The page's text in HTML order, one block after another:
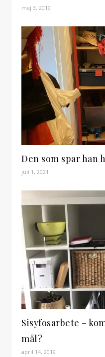
maj 3, 2019
Den som spar han
juli 1, 2021
Sisyfosarbete –
mål?
april 14, 2019